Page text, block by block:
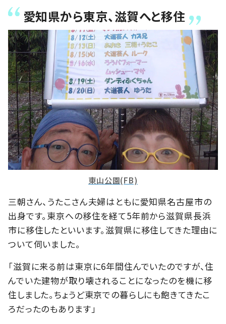
愛知県から東京、滋賀へと移住
東山公園(FB)
三朝さん、うたこさん夫婦はともに愛知県名古屋市の
出身です。東京への移住を経て5年前から滋賀県長浜
市に移住したといいます。滋賀県に移住してきた理由に
ついて伺いました。
「滋賀に来る前は東京に6年間住んでいたのですが、住
んでいた建物が取り壊されることになったのを機に移
住しました。ちょうど東京での暮らしにも飽きてきたこ
ろだったのもあります」